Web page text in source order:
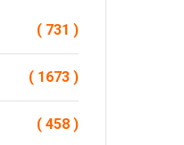
( 731 )
( 1673 )
( 458 )